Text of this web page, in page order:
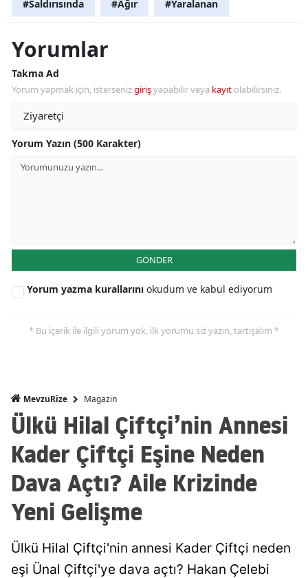
#Saldırısında #Ağır #Yaralanan
Yorumlar
Takma Ad
Yorum yapmak için, istersenizgirişyapabilir veya kayıt olabilirsiniz.
Yorum Yazın (500 Karakter)
GÖNDER
Yorum yazma kurallarını okudum ve kabul ediyorum
* Bu içerik ile ilgili yorum yok, ilk yorumu siz yazın, tartışalım *
MevzuRize Magazin
Ülkü Hilal Çiftçi’nin Annesi
Kader Çiftçi Eşine Neden
Dava Açtı? Aile Krizinde
Yeni Gelişme
Ülkü Hilal Çiftçi'nin annesi Kader Çiftçi neden
eşi Ünal Çiftçi'ye dava açtı? Hakan Çelebi